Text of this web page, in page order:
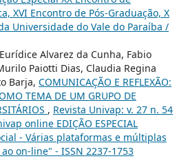
XVI Encontro de Pós-Graduação, X
Universidade do Vale do Paraíba /
Alvarez da Cunha, Fabio
Paiotti Dias, Claudia Regina
Barja, COMUNICAÇÃO E REFLEXÃO:
TEMA DE UM GRUPO DE
, Revista Univap: v. 27 n. 54
online EDIÇÃO ESPECIAL
- Várias plataformas e múltiplas
on-line" - ISSN 2237-1753